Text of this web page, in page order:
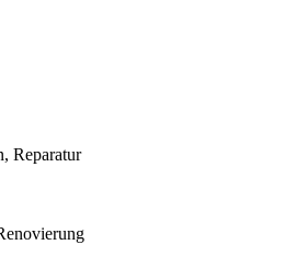
Reparatur